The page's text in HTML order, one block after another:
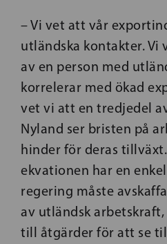
– Vi vet att vår
utländska kontakter.
av en person med
korrelerar med ökad
vet vi att en tredjedel
Nyland ser bristen på
hinder för deras
ekvationen har en
regering måste
av utländsk arbetskraft,
till åtgärder för att se